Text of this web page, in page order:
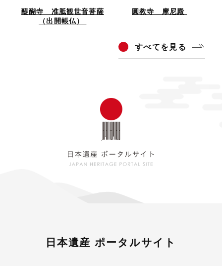
醍醐寺 准胝観世音菩薩
（出開帳仏）
圓教寺 摩尼殿
すべてを見る
日本遺産 ポータルサイト